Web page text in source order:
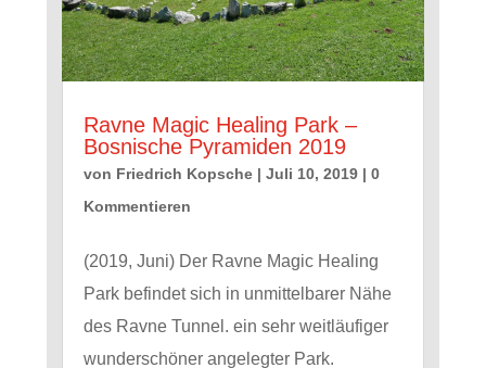
Ravne Magic Healing Park –
Bosnische Pyramiden 2019
von Friedrich Kopsche |Juli 10, 2019 | 0
Kommentieren
(2019, Juni) Der Ravne Magic Healing
Park befindet sich in unmittelbarer Nähe
des Ravne Tunnel. ein sehr weitläufiger
wunderschöner angelegter Park.